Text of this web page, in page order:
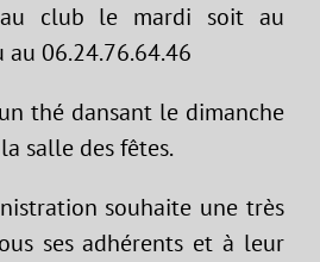
club le mardi soit au
au 06.24.76.64.46
thé dansant le dimanche
salle des fêtes.
souhaite une très
ses adhérents et à leur